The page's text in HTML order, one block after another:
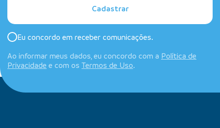
Cadastrar
Eu concordo em receber comunicações.
Ao informar meus dados, eu concordo com a Política de
Privacidade e com os Termos de Uso.